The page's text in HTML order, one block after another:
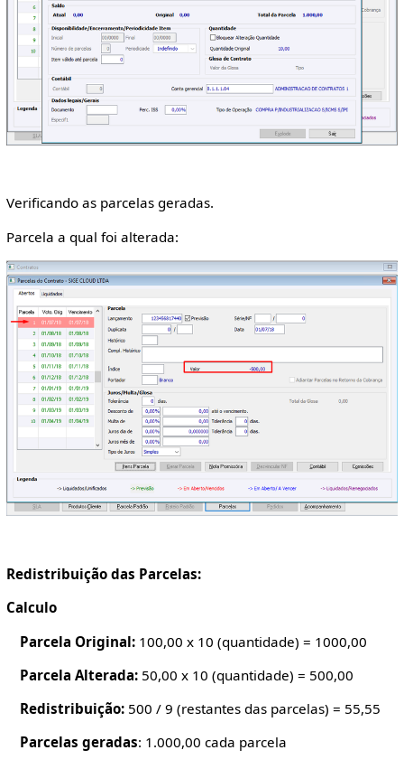
Verificando as parcelas geradas.
Parcela a qual foi alterada:
Redistribuição das Parcelas:
Calculo
Parcela Original: 100,00 x 10 (quantidade) = 1000,00
Parcela Alterada: 50,00 x 10 (quantidade) = 500,00
Redistribuição: 500 / 9 (restantes das parcelas) = 55,55
Parcelas geradas: 1.000,00 cada parcela